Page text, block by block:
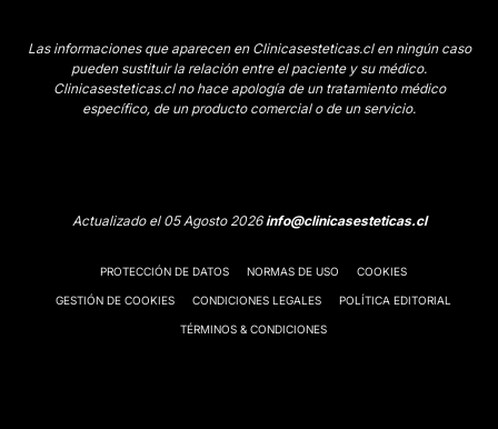
Las informaciones que aparecen en Clinicasesteticas.cl en ningún caso
pueden sustituir la relación entre el paciente y su médico.
Clinicasesteticas.cl no hace apología de un tratamiento médico
específico, de un producto comercial o de un servicio.
Actualizado el 05 Agosto 2026info@clinicasesteticas.cl
PROTECCIÓN DE DATOS NORMAS DE USO COOKIES
GESTIÓN DE COOKIES CONDICIONES LEGALES POLÍTICA EDITORIAL
TÉRMINOS & CONDICIONES